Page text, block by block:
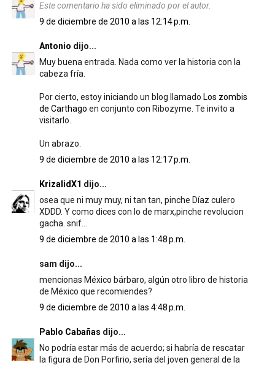
Este comentario ha sido eliminado por el autor.
9 de diciembre de 2010 a las 12:14 p.m.
Antonio dijo...
Muy buena entrada. Nada como ver la historia con la
cabeza fría.
Por cierto, estoy iniciando un blog llamado Los zombis
de Carthago en conjunto con Ribozyme. Te invito a
visitarlo.
Un abrazo.
9 de diciembre de 2010 a las 12:17 p.m.
KrizalidX1 dijo...
osea que ni muy muy, ni tan tan, pinche Díaz culero
XDDD. Y como dices con lo de marx,pinche revolucion
gacha. snif...
9 de diciembre de 2010 a las 1:48 p.m.
sam dijo...
mencionas México bárbaro, algún otro libro de historia
de México que recomiendes?
9 de diciembre de 2010 a las 4:48 p.m.
Pablo Cabañas dijo...
No podría estar más de acuerdo; si habría de rescatar
la figura de Don Porfirio, sería del joven general de la